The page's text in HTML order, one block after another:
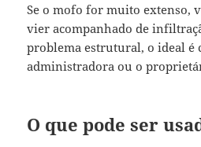
Se o mofo for muito extenso,
vier acompanhado de
problema estrutural, o ideal é
administradora ou o
O que pode ser